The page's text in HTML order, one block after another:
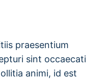
praesentium
sint occaecati
animi, id est